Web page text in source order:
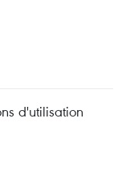
d'utilisation